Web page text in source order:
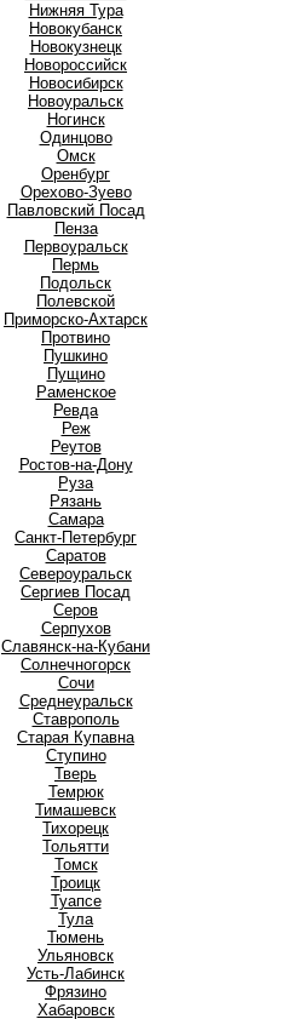
Нижняя Тура
Новокубанск
Новокузнецк
Новороссийск
Новосибирск
Новоуральск
Ногинск
Одинцово
Омск
Оренбург
Орехово-Зуево
Павловский Посад
Пенза
Первоуральск
Пермь
Подольск
Полевской
Приморско-Ахтарск
Протвино
Пушкино
Пущино
Раменское
Ревда
Реж
Реутов
Ростов-на-Дону
Руза
Рязань
Самара
Санкт-Петербург
Саратов
Североуральск
Сергиев Посад
Серов
Серпухов
Славянск-на-Кубани
Солнечногорск
Сочи
Среднеуральск
Ставрополь
Старая Купавна
Ступино
Тверь
Темрюк
Тимашевск
Тихорецк
Тольятти
Томск
Троицк
Туапсе
Тула
Тюмень
Ульяновск
Усть-Лабинск
Фрязино
Хабаровск